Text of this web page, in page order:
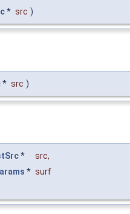
* src )
* src )
* src,
* surf